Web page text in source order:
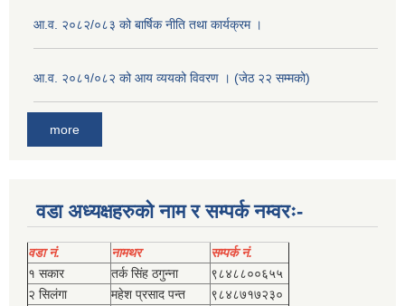
आ.व. २०८२/०८३ को बार्षिक नीति तथा कार्यक्रम ।
आ.व. २०८१/०८२ को आय व्ययको विवरण । (जेठ २२ सम्मको)
more
वडा अध्यक्षहरुको नाम र सम्पर्क नम्वरः-
वडा नं. नामथर
सम्पर्क नं.
१ सकार
तर्क सिंह ठगुन्‍ना
९८४८८००६५५
२ सिलंगा
महेश प्रसाद पन्त
९८४८७१७२३०